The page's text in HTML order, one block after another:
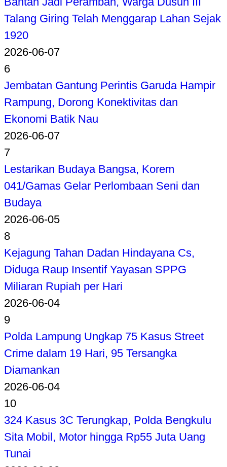
Talang Giring Telah Menggarap Lahan Sejak
1920
2026-06-07
6
Jembatan Gantung Perintis Garuda Hampir
Rampung, Dorong Konektivitas dan
Ekonomi Batik Nau
2026-06-07
7
Lestarikan Budaya Bangsa, Korem
041/Gamas Gelar Perlombaan Seni dan
Budaya
2026-06-05
8
Kejagung Tahan Dadan Hindayana Cs,
Diduga Raup Insentif Yayasan SPPG
Miliaran Rupiah per Hari
2026-06-04
9
Polda Lampung Ungkap 75 Kasus Street
Crime dalam 19 Hari, 95 Tersangka
Diamankan
2026-06-04
10
324 Kasus 3C Terungkap, Polda Bengkulu
Sita Mobil, Motor hingga Rp55 Juta Uang
Tunai